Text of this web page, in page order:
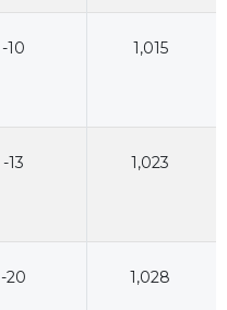
-10 1,015
-13 1,023
-20 1,028